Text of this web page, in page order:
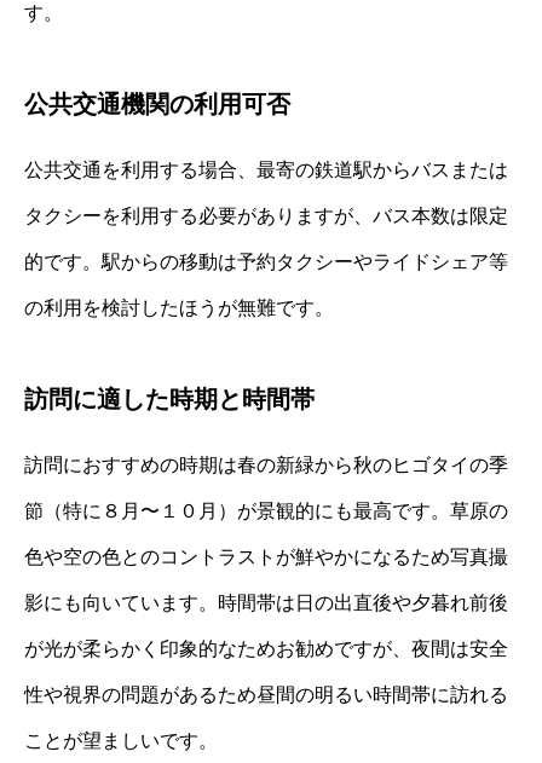
す。
公共交通機関の利用可否
公共交通を利用する場合、最寄の鉄道駅からバスまたは
タクシーを利用する必要がありますが、バス本数は限定
的です。駅からの移動は予約タクシーやライドシェア等
の利用を検討したほうが無難です。
訪問に適した時期と時間帯
訪問におすすめの時期は春の新緑から秋のヒゴタイの季
節（特に８月〜１０月）が景観的にも最高です。草原の
色や空の色とのコントラストが鮮やかになるため写真撮
影にも向いています。時間帯は日の出直後や夕暮れ前後
が光が柔らかく印象的なためお勧めですが、夜間は安全
性や視界の問題があるため昼間の明るい時間帯に訪れる
ことが望ましいです。